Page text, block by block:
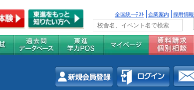
全国統一ﾃｽﾄ 企業案内 採用情報